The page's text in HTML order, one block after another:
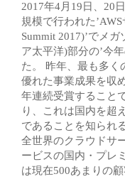
2017年4月19日、20
規模で行われた
Summit 2017)’でメ
ア太平洋)部分の’今
た。 昨年、最も多く
優れた事業成果を収
年連続受賞すること
り、これは国内を超
であることを知られ
全世界のクラウドサ
ービスの国内・プレ
は現在500あまりの